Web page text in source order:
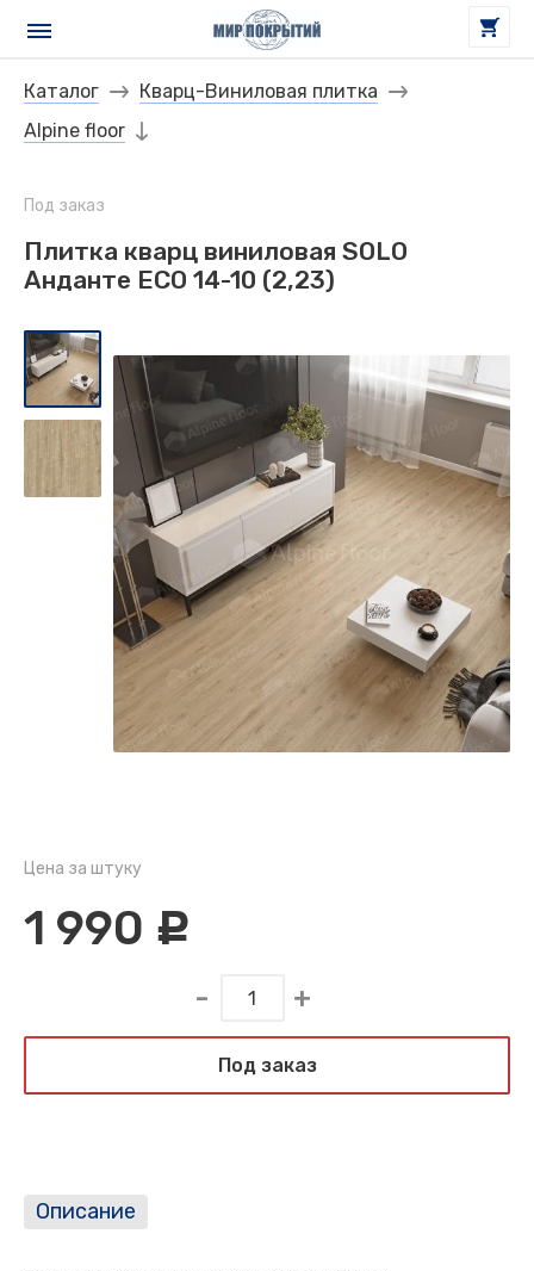
Каталог
Кварц-Виниловая плитка
Alpine floor
Под заказ
Плитка кварц виниловая SOLO
Анданте ECO 14-10 (2,23)
Цена за штуку
1 990 c
Под заказ
Описание